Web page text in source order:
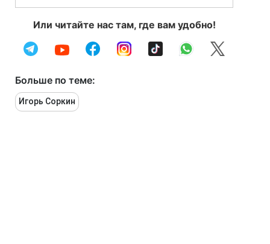
Или читайте нас там, где вам удобно!
Больше по теме:
Игорь Соркин